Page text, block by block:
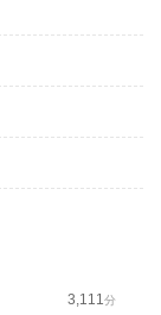
3,111分